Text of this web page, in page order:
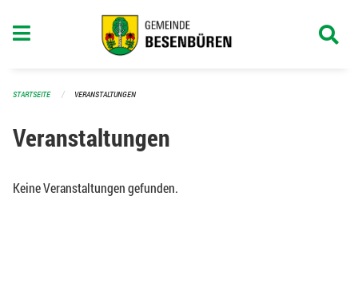
STARTSEITE VERANSTALTUNGEN
Veranstaltungen
Keine Veranstaltungen gefunden.